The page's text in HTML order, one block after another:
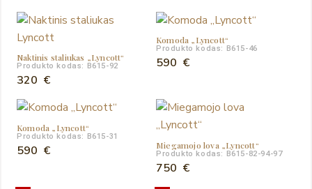
490 €.430 €.
Naktinis staliukas „Lyncott“
Produkto kodas: B615-92
320 €
Komoda „Lyncott“
Produkto kodas: B615-46
590 €
Komoda „Lyncott“
Produkto kodas: B615-31
590 € Miegamojo lova „Lyncott“
Produkto kodas: B615-82-94-97
750 €